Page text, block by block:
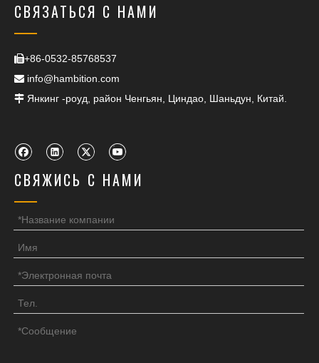
СВЯЗАТЬСЯ С НАМИ
+86-0532-85768537
 info@hambition.com
 Янкинг -роуд, район Ченгьян, Циндао, Шаньдун, Китай.
СВЯЖИСЬ С НАМИ